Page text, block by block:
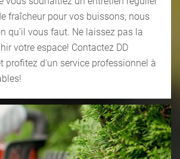
fraîcheur pour vos buissons, nous
qu'il vous faut. Ne laissez pas la
votre espace! Contactez DD
profitez d'un service professionnel à